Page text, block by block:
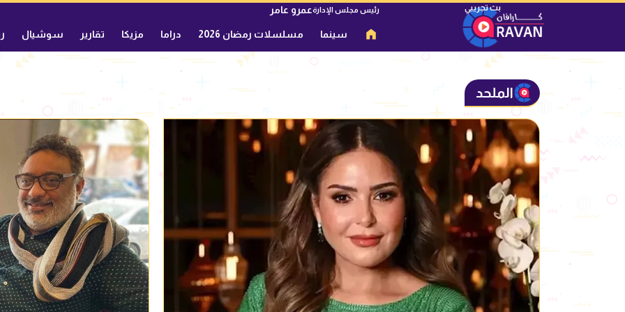
رئيس مجلس الإدارةعمرو عامر
سينما مسلسلات رمضان 2026 دراما مزيكا تقارير سوشيال
الملحد